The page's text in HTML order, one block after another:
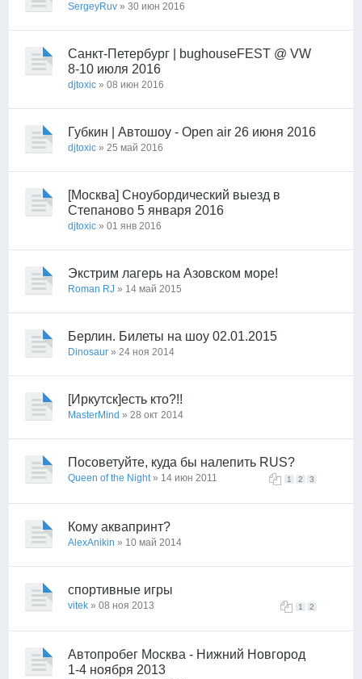
SergeyRuv » 30 июн 2016
Санкт-Петербург | bughouseFEST @ VW
8-10 июля 2016
djtoxic » 08 июн 2016
Губкин | Автошоу - Open air 26 июня 2016
djtoxic » 25 май 2016
[Москва] Сноубордический выезд в
Степаново 5 января 2016
djtoxic » 01 янв 2016
Экстрим лагерь на Азовском море!
Roman RJ » 14 май 2015
Берлин. Билеты на шоу 02.01.2015
Dinosaur » 24 ноя 2014
[Иркутск]есть кто?!!
MasterMind » 28 окт 2014
Посоветуйте, куда бы налепить RUS?
1 2 3
Queen of the Night» 14 июн 2011
Кому аквапринт?
AlexAnikin » 10 май 2014
спортивные игры
1 2
vitek » 08 ноя 2013
Автопробег Москва - Нижний Новгород
1-4 ноября 2013